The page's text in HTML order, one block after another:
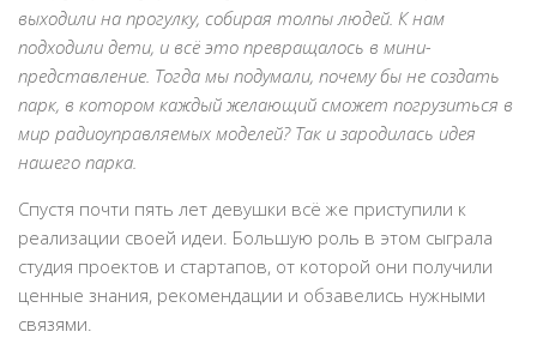
выходили на прогулку, собирая толпы людей. К нам
подходили дети, и всё это превращалось в мини-
представление. Тогда мы подумали, почему бы не создать
парк, в котором каждый желающий сможет погрузиться в
мир радиоуправляемых моделей? Так и зародилась идея
нашего парка.
Спустя почти пять лет девушки всё же приступили к
реализации своей идеи. Большую роль в этом сыграла
студия проектов и стартапов, от которой они получили
ценные знания, рекомендации и обзавелись нужными
связями.